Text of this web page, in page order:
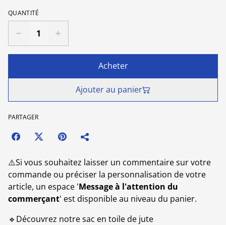
QUANTITÉ
Acheter
Ajouter au panier
PARTAGER
⚠️Si vous souhaitez laisser un commentaire sur votre
commande ou préciser la personnalisation de votre
article, un espace 'Message à l'attention du
commerçant' est disponible au niveau du panier.
🔹Découvrez notre sac en toile de jute